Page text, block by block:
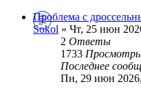
Проблема с
Sokol » Чт, 25 июн
2 Ответы
1733
Последнее
Пн, 29 июн